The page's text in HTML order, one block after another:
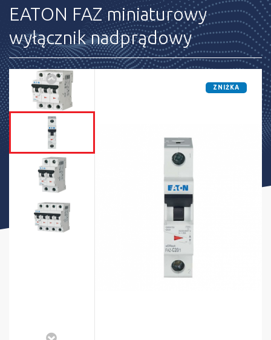
EATON FAZ miniaturowy
wyłącznik nadprądowy
ZNIŻKA